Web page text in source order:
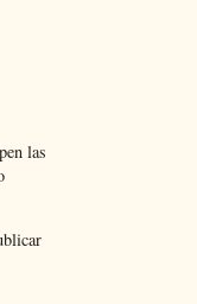
las